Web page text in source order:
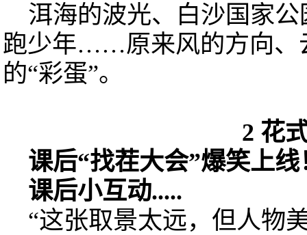
洱海的波光、白沙国家
跑少年……原来风的方向、
的“彩蛋”。
2 花
课后“找茬大会”爆笑上线
课后小互动.....
“这张取景太远，但人物